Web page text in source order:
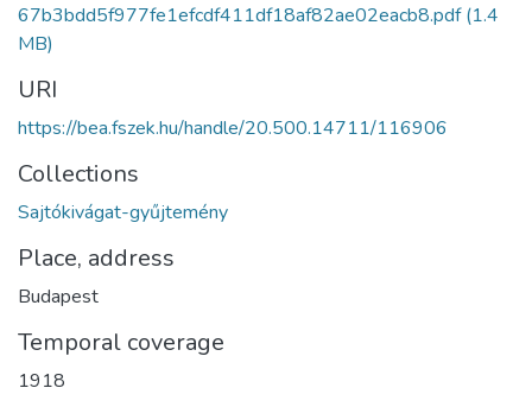
67b3bdd5f977fe1efcdf411df18af82ae02eacb8.pdf(1.4
MB)
URI
https://bea.fszek.hu/handle/20.500.14711/116906
Collections
Sajtókivágat-gyűjtemény
Place, address
Budapest
Temporal coverage
1918